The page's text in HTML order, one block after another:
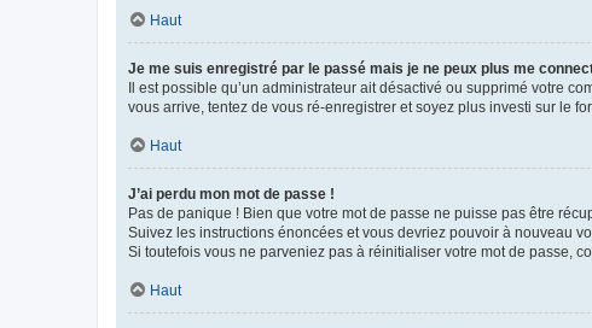
Haut
Je me suis enregistré par le passé mais je ne peux plus me
Il est possible qu’un administrateur ait désactivé ou supprimé votre
vous arrive, tentez de vous ré-enregistrer et soyez plus investi sur le
Haut
J’ai perdu mon mot de passe !
Pas de panique ! Bien que votre mot de passe ne puisse pas être
Suivez les instructions énoncées et vous devriez pouvoir à nouveau
Si toutefois vous ne parveniez pas à réinitialiser votre mot de passe,
Haut